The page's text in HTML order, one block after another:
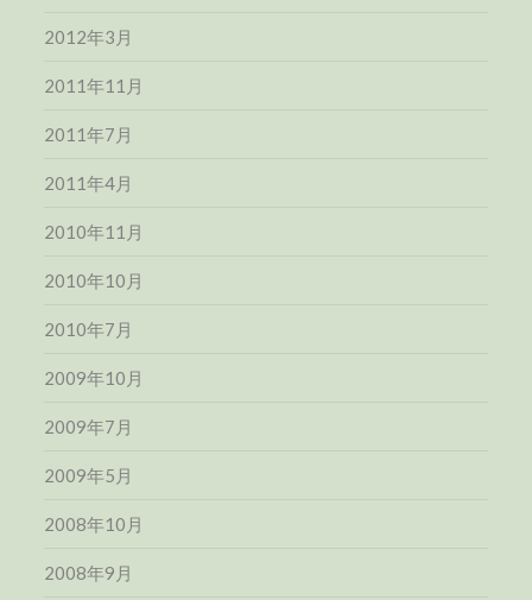
2012年3月
2011年11月
2011年7月
2011年4月
2010年11月
2010年10月
2010年7月
2009年10月
2009年7月
2009年5月
2008年10月
2008年9月